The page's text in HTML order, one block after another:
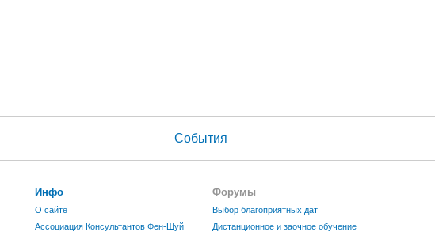
События
Инфо
О сайте
Ассоциация Консультантов Фен-Шуй
Форумы
Выбор благоприятных дат
Дистанционное и заочное обучение